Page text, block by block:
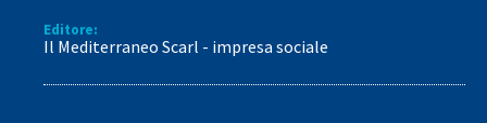
Editore:
Il Mediterraneo Scarl - impresa sociale